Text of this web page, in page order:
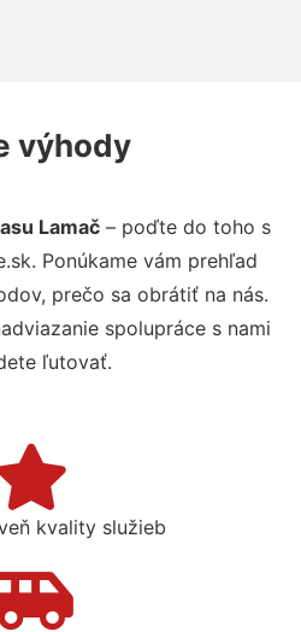
výhody
Lamač– poďte do toho s
Ponúkame vám prehľad
prečo sa obrátiť na nás.
spolupráce s nami
ľutovať.
kvality služieb